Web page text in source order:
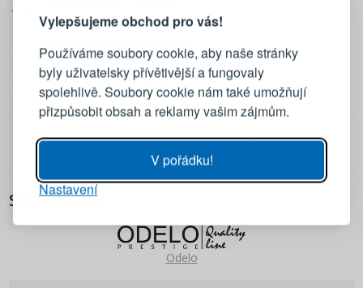
Vylepšujeme obchod pro vás!
Používáme soubory cookie, aby naše stránky
byly uživatelsky přívětivější a fungovaly
spolehlivě. Soubory cookie nám také umožňují
přizpůsobit obsah a reklamy vašim zájmům.
V pořádku!
Nastavení
Mnoho možností výběru!
Bez udání důvodu!
2 roky záruka na výrobek
Žádné vyjímky!
0.0/ 50 recenzí
SPECIFIKACE
Odelo
Přihlaste se ke svému účtu
Emailová adresa
PŘIHLÁSIT SE
Připomenutí hesla